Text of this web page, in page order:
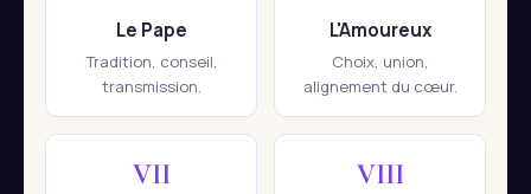
Le Pape
Tradition, conseil,
transmission.
L'Amoureux
Choix, union,
alignement du cœur.
VII VIII